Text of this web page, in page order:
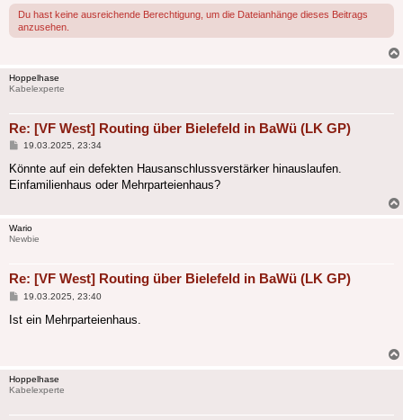
Du hast keine ausreichende Berechtigung, um die Dateianhänge dieses Beitrags
anzusehen.
Hoppelhase
Kabelexperte
Re: [VF West] Routing über Bielefeld in BaWü (LK GP)
Beitrag
19.03.2025, 23:34
Könnte auf ein defekten Hausanschlussverstärker hinauslaufen.
Einfamilienhaus oder Mehrparteienhaus?
Wario
Newbie
Re: [VF West] Routing über Bielefeld in BaWü (LK GP)
Beitrag
19.03.2025, 23:40
Ist ein Mehrparteienhaus.
Hoppelhase
Kabelexperte